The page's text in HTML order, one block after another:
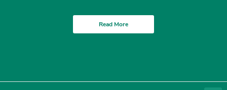
Read More